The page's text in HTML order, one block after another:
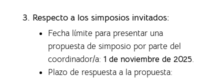
3. Respecto a los simposios invitados:
Fecha límite para presentar una
propuesta de simposio por parte del
coordinador/a: 1 de noviembre de 2025.
Plazo de respuesta a la propuesta: